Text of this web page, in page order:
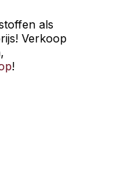
als
Verkoop
!